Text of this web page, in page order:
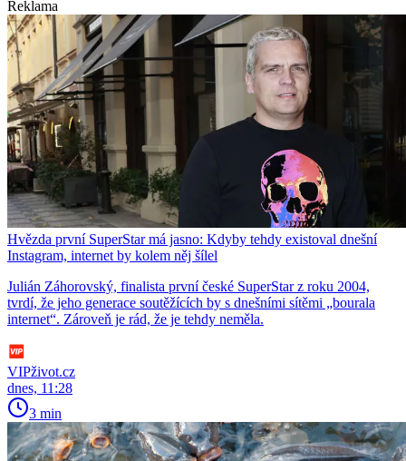
Reklama
Hvězda první SuperStar má jasno: Kdyby tehdy existoval dnešní
Instagram, internet by kolem něj šílel
Julián Záhorovský, finalista první české SuperStar z roku 2004,
tvrdí, že jeho generace soutěžících by s dnešními sítěmi „bourala
internet“. Zároveň je rád, že je tehdy neměla.
VIPživot.cz
dnes, 11:28
3 min